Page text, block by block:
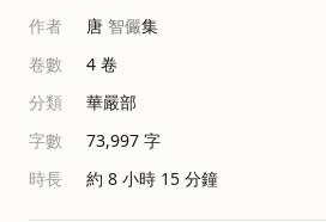
作者
唐 智儼集
卷數
4 卷
分類
華嚴部
字數
73,997 字
時長
約 8 小時 15 分鐘